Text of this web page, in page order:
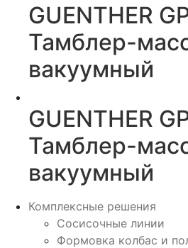
GUENTHER
Тамблер-
вакуумный
GUENTHER
Тамблер-
вакуумный
Комплексные решения
Сосисочные линии
Формовка колбас и